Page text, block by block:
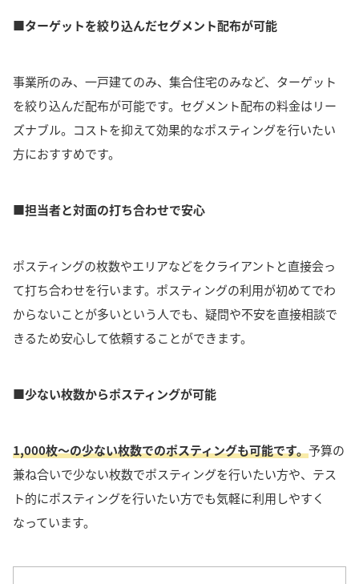
■ターゲットを絞り込んだセグメント配布が可能
事業所のみ、一戸建てのみ、集合住宅のみなど、 ターゲット
を絞り込んだ配布が可能です。 セグメント配布の料金はリー
ズナブル。 コストを抑えて効果的なポスティングを行いたい
方におすすめです。
■担当者と対面の打ち合わせで安心
ポスティングの枚数やエリアなどをクライアントと直接会っ
て打ち合わせを行います。 ポスティングの利用が初めてでわ
からないことが多いという人でも、疑問や不安を直接相談で
きるため安心して依頼することができます。
■少ない枚数からポスティングが可能
1,000枚〜の少ない枚数でのポスティングも可能です。予算の
兼ね合いで少ない枚数でポスティングを行いたい方や、テス
ト的にポスティングを行いたい方でも気軽に利用しやすく
なっています。